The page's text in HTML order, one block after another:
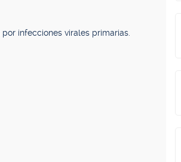
infecciones virales primarias.